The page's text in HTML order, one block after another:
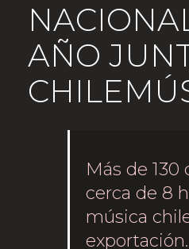
AÑO
Más de 130
cerca de 8
música